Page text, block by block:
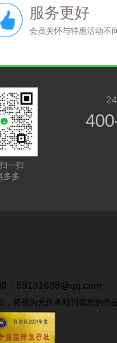
服务更好
会员关怀与特惠活动不
一扫
多多
：59131638@qq.com
将视为允许本站刊载您的作品